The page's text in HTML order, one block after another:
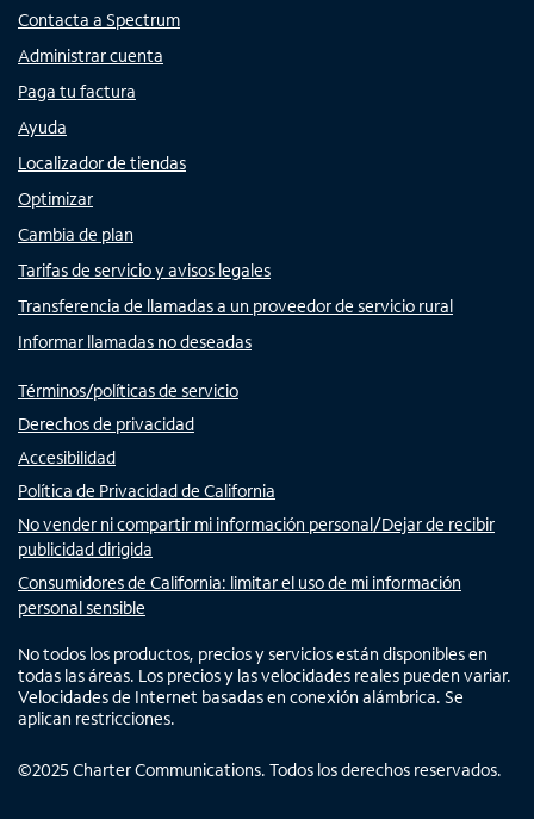
Contacta a Spectrum
Administrar cuenta
Paga tu factura
Ayuda
Localizador de tiendas
Optimizar
Cambia de plan
Tarifas de servicio y avisos legales
Transferencia de llamadas a un proveedor de servicio rural
Informar llamadas no deseadas
Términos/políticas de servicio
Derechos de privacidad
Accesibilidad
Política de Privacidad de California
No vender ni compartir mi información personal/Dejar de recibir
publicidad dirigida
Consumidores de California: limitar el uso de mi información
personal sensible
No todos los productos, precios y servicios están disponibles en
todas las áreas. Los precios y las velocidades reales pueden variar.
Velocidades de Internet basadas en conexión alámbrica. Se
aplican restricciones.
©2025 Charter Communications. Todos los derechos reservados.